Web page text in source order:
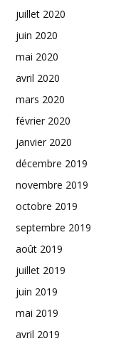
juillet 2020
juin 2020
mai 2020
avril 2020
mars 2020
février 2020
janvier 2020
décembre 2019
novembre 2019
octobre 2019
septembre 2019
août 2019
juillet 2019
juin 2019
mai 2019
avril 2019